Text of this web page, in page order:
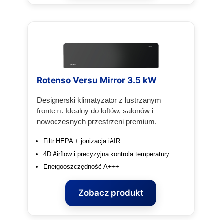
Rotenso Versu Mirror 3.5 kW
Designerski klimatyzator z lustrzanym
frontem. Idealny do loftów, salonów i
nowoczesnych przestrzeni premium.
Filtr HEPA + jonizacja iAIR
4D Airflow i precyzyjna kontrola temperatury
Energooszczędność A+++
Zobacz produkt